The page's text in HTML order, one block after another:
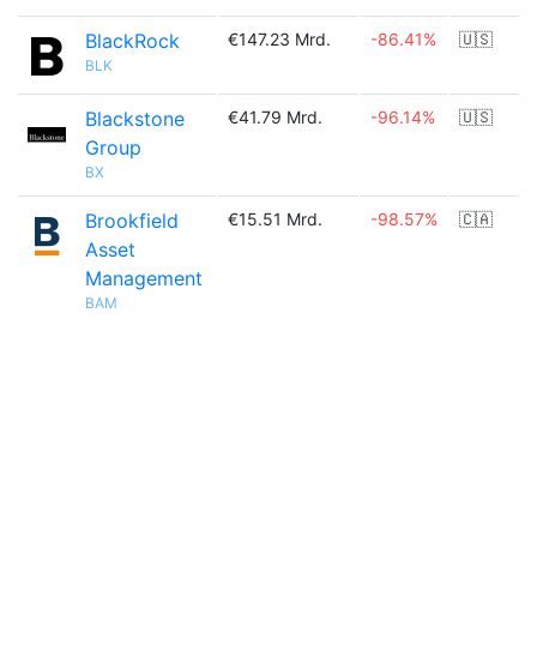
BlackRock
BLK
€147.23 Mrd. -86.41% 🇺🇸
Blackstone
Group
BX
€41.79 Mrd. -96.14% 🇺🇸
Brookfield
Asset
Management
BAM
€15.51 Mrd. -98.57% 🇨🇦